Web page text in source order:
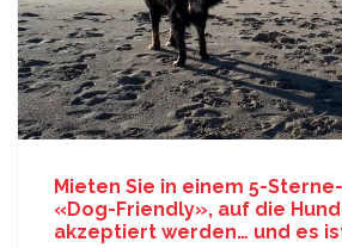
Mieten Sie in einem 5-
«Dog-Friendly», auf die
akzeptiert werden… und es